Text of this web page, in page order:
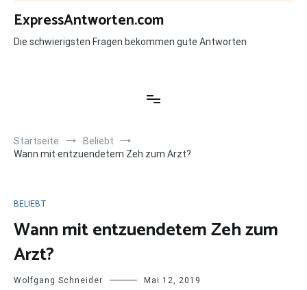
Zum
Inhalt
springen
ExpressAntworten.com
Die schwierigsten Fragen bekommen gute Antworten
Startseite
Beliebt
Wann mit entzuendetem Zeh zum Arzt?
BELIEBT
Wann mit entzuendetem Zeh zum
Arzt?
Wolfgang Schneider Mai 12, 2019